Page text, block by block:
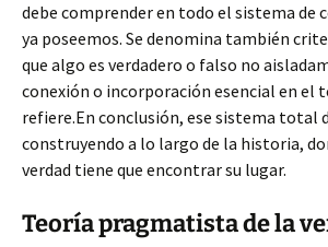
debe comprender en todo el sistema de
ya poseemos. Se denomina también
que algo es verdadero o falso no
conexión o incorporación esencial en el
refiere.En conclusión, ese sistema total
construyendo a lo largo de la historia,
verdad tiene que encontrar su lugar.
Teoría pragmatista de la